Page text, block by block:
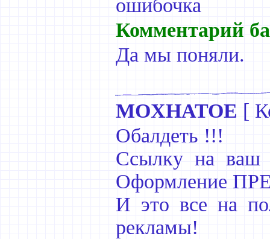
ошибочка
Комментарий
Да мы поняли.
MOXHATOE [
Обалдеть !!!
Ссылку на ваш
Оформление
И это все на
рекламы!